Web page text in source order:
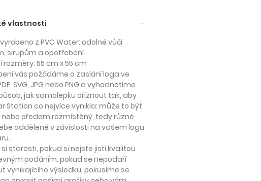
vlastnosti
z PVC Water: odolné vůči
sirupům a opotřebení.
rozměry: 55 cm x 55 cm
vás požádáme o zaslání loga ve
SVG, JPG nebo PNG a vyhodnotíme
jak samolepku oříznout tak, aby
Station co nejvíce vynikla: může to být
nebo předem rozmístěný, tedy různé
oddělené v závislosti na vašem logu
starosti, pokud si nejste jisti kvalitou
podáním: pokud se nepodaří
vynikajícího výsledku, pokusíme se